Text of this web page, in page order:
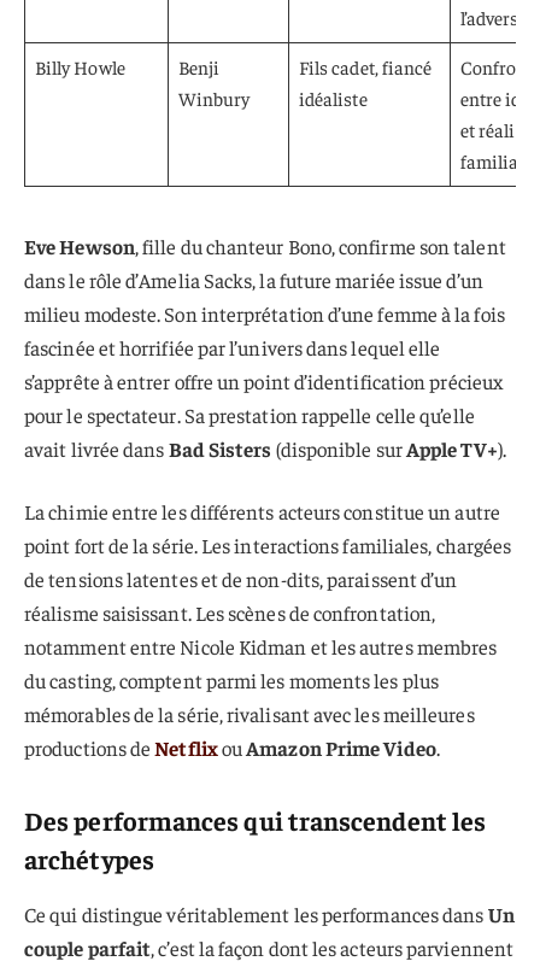
l’adversité
Billy Howle
Benji
Winbury
Fils cadet, fiancé
idéaliste
entre
et réalité
familiale
Eve Hewson, fille du chanteur Bono, confirme son talent
dans le rôle d’Amelia Sacks, la future mariée issue d’un
milieu modeste. Son interprétation d’une femme à la fois
fascinée et horrifiée par l’univers dans lequel elle
s’apprête à entrer offre un point d’identification précieux
pour le spectateur. Sa prestation rappelle celle qu’elle
avait livrée dansBad Sisters (disponible surApple TV+).
La chimie entre les différents acteurs constitue un autre
point fort de la série. Les interactions familiales, chargées
de tensions latentes et de non-dits, paraissent d’un
réalisme saisissant. Les scènes de confrontation,
notamment entre Nicole Kidman et les autres membres
du casting, comptent parmi les moments les plus
mémorables de la série, rivalisant avec les meilleures
productions deNetflixou Amazon Prime Video.
Des performances qui transcendent les
archétypes
Ce qui distingue véritablement les performances dansUn
couple parfait, c’est la façon dont les acteurs parviennent